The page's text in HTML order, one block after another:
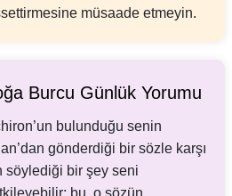
müsaade etmeyin.
Burcu Günlük Yorumu
bulunduğu senin
gönderdiği bir sözle karşı
söylediği bir şey seni